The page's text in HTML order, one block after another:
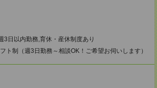
3日以内勤務,育休・産休制度あり
ト制（週3日勤務～相談OK！ご希望お伺いします）